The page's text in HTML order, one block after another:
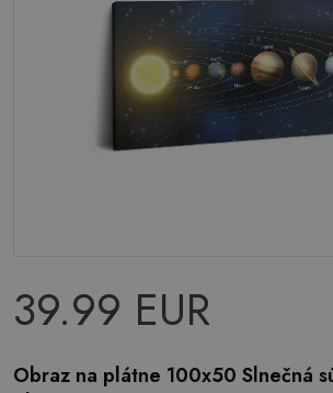
39.99 EUR
Obraz na plátne 100x50 Slnečná